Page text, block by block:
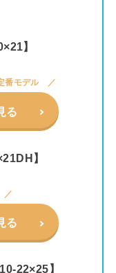
】
番モデル
る
】
る
22×25】